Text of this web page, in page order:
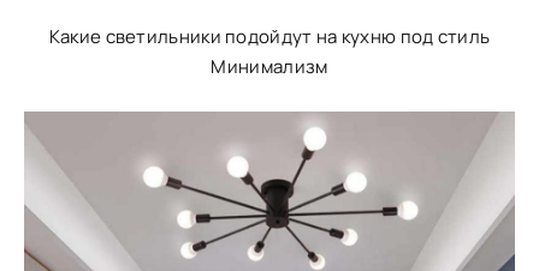
Какие светильники подойдут на кухню под стиль
Минимализм